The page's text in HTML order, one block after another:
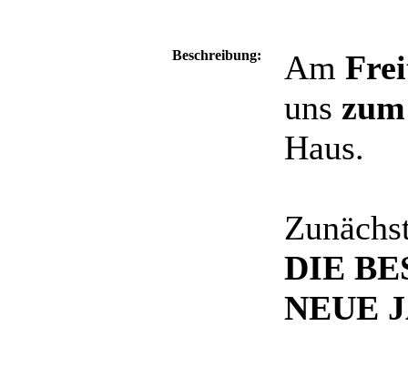
Beschreibung: Am
uns
Haus.
DIE
NEUE